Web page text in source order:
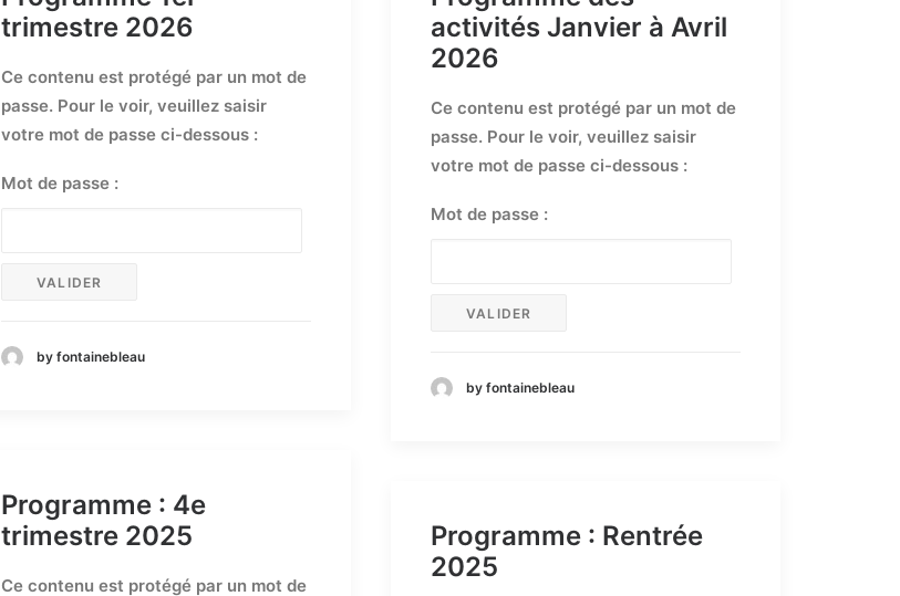
trimestre 2026
Ce contenu est protégé par un mot de
passe. Pour le voir, veuillez saisir
votre mot de passe ci-dessous :
Mot de passe :
by fontainebleau
activités Janvier à Avril
2026
Ce contenu est protégé par un mot de
passe. Pour le voir, veuillez saisir
votre mot de passe ci-dessous :
Mot de passe :
by fontainebleau
Programme : 4e
trimestre 2025
Ce contenu est protégé par un mot de
Programme : Rentrée
2025